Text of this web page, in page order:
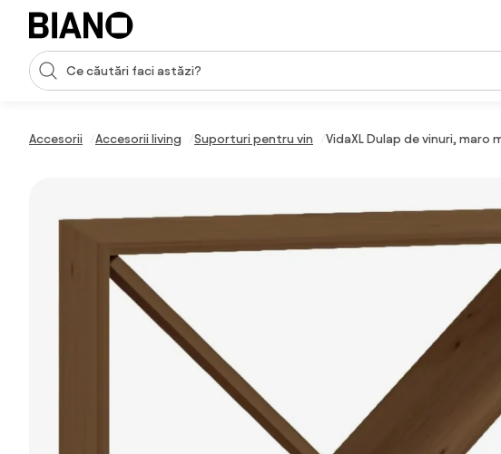
Sari peste navigare, accesează conținutul
Introducerea căutării
Accesorii Accesorii living Suporturi pentru vin VidaXL Dulap de vinuri, maro